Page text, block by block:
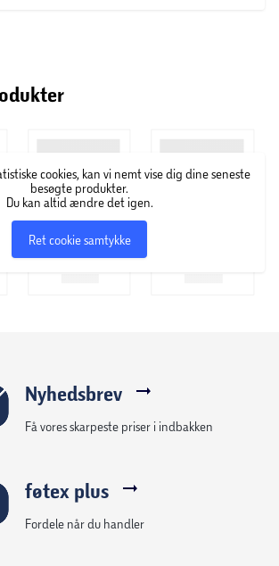
cookies, kan vi nemt vise dig dine seneste
besøgte produkter.
Du kan altid ændre det igen.
Ret cookie samtykke
Nyhedsbrev
Få vores skarpeste priser i indbakken
føtex plus
Fordele når du handler